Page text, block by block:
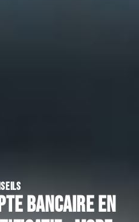
bancaire en